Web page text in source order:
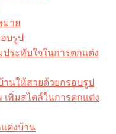
มาย
บรูป
ระทับใจในการตกแต่ง
นให้สวยด้วยกรอบรูป
พิ่มสไตล์ในการตกแต่ง
ต่งบ้าน